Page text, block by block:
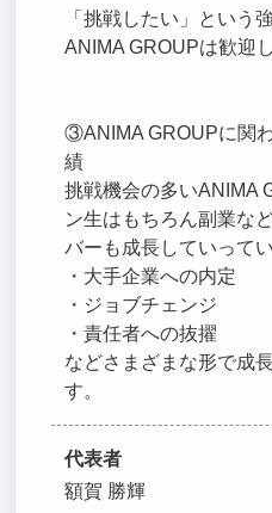
「挑戦したい」という
ANIMA GROUPは歓迎
③ANIMA GROUPに関
績
挑戦機会の多いANIMA
ン生はもちろん副業な
バーも成長していってい
・大手企業への内定
・ジョブチェンジ
・責任者への抜擢
などさまざまな形で成
す。
代表者
額賀 勝輝